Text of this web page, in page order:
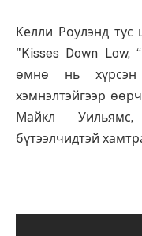
Келли Роулэнд тус
"Kisses Down Low,
өмнө нь хүрсэн
хэмнэлтэйгээр
Майкл
бүтээлчидтэй